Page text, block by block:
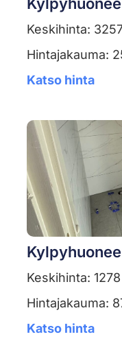
Keskihinta:
Hintajakauma:
Katso hinta
Keskihinta:
Hintajakauma:
Katso hinta